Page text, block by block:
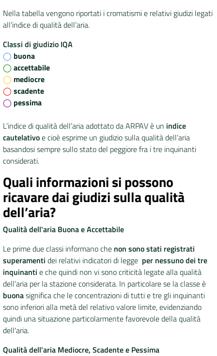
Nella tabella vengono riportati i cromatismi e relativi giudizi legati
all’indice di qualità dell’aria.
Classi di giudizio IQA
◯ buona
◯ accettabile
◯ mediocre
◯ scadente
◯ pessima
L’indice di qualità dell’aria adottato da ARPAV è un indice
cautelativoe cioè esprime un giudizio sulla qualità dell’aria
basandosi sempre sullo stato del peggiore fra i tre inquinanti
considerati.
Quali informazioni si possono
ricavare dai giudizi sulla qualità
dell’aria?
Qualità dell'aria Buona e Accettabile
Le prime due classi informano che non sono stati registrati
superamenti dei relativi indicatori di legge per nessuno dei tre
inquinanti e che quindi non vi sono criticità legate alla qualità
dell’aria per la stazione considerata. In particolare se la classe è
buonasignifica che le concentrazioni di tutti e tre gli inquinanti
sono inferiori alla metà del relativo valore limite, evidenziando
quindi una situazione particolarmente favorevole della qualità
dell'aria.
Qualità dell'aria Mediocre, Scadente e Pessima